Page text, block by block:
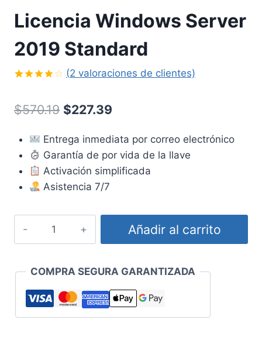
Licencia Windows Server
2019 Standard
de 5 en
base a
de
clientes
(2 valoraciones de clientes)
$570.19 El
original
era:
$570.19.
$227.39
actual
es:
Entrega inmediata por correo electrónico
Garantía de por vida de la llave
Activación simplificada
Asistencia 7/7
2019
cantidad
Añadir al carrito
COMPRA SEGURA GARANTIZADA